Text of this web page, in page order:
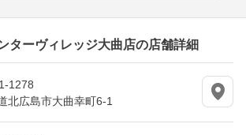
ターヴィレッジ大曲店の店舗詳細
1278
北広島市大曲幸町6-1